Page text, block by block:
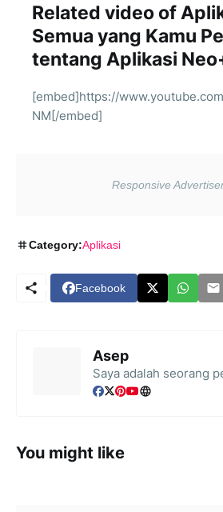
Related video of
Semua yang Kamu
tentang Aplikasi
[embed]https://
NM[/embed]
Category:Aplikasi
Facebook
Asep
Saya adalah seorang
You might like